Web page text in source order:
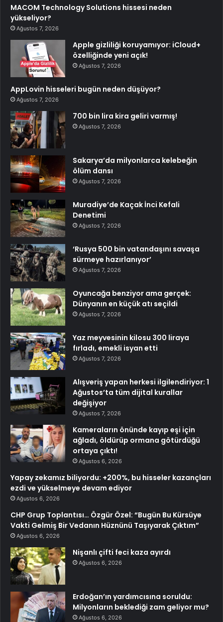
MACOM Technology Solutions hissesi neden
yükseliyor?
Ağustos 7, 2026
Apple gizliliği koruyamıyor: iCloud+
özelliğinde yeni açık!
Ağustos 7, 2026
AppLovin hisseleri bugün neden düşüyor?
Ağustos 7, 2026
700 bin lira kira geliri varmış!
Ağustos 7, 2026
Sakarya’da milyonlarca kelebeğin
ölüm dansı
Ağustos 7, 2026
Muradiye’de Kaçak İnci Kefali
Denetimi
Ağustos 7, 2026
‘Rusya 500 bin vatandaşını savaşa
sürmeye hazırlanıyor’
Ağustos 7, 2026
Oyuncağa benziyor ama gerçek:
Dünyanın en küçük atı seçildi
Ağustos 7, 2026
Yaz meyvesinin kilosu 300 liraya
fırladı, emekli isyan etti
Ağustos 7, 2026
Alışveriş yapan herkesi ilgilendiriyor: 1
Ağustos’ta tüm dijital kurallar
değişiyor
Ağustos 7, 2026
Kameraların önünde kayıp eşi için
ağladı, öldürüp ormana götürdüğü
ortaya çıktı!
Ağustos 6, 2026
Yapay zekamız biliyordu: +200%, bu hisseler kazançları
ezdi ve yükselmeye devam ediyor
Ağustos 6, 2026
CHP Grup Toplantısı… Özgür Özel: “Bugün Bu Kürsüye
Vakti Gelmiş Bir Vedanın Hüznünü Taşıyarak Çıktım”
Ağustos 6, 2026
Nişanlı çifti feci kaza ayırdı
Ağustos 6, 2026
Erdoğan’ın yardımcısına soruldu:
Milyonların beklediği zam geliyor mu?
Ağustos 6, 2026